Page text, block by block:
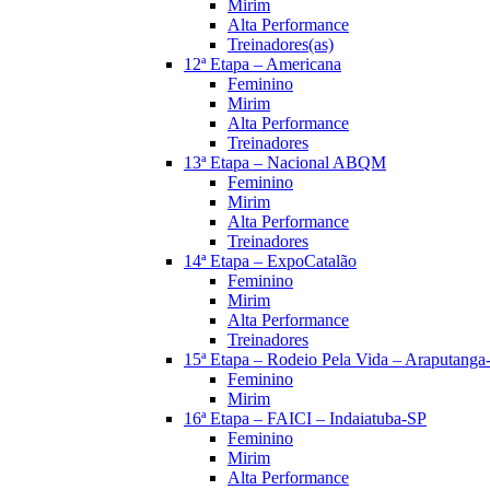
Mirim
Alta Performance
Treinadores(as)
12ª Etapa – Americana
Feminino
Mirim
Alta Performance
Treinadores
13ª Etapa – Nacional ABQM
Feminino
Mirim
Alta Performance
Treinadores
14ª Etapa – ExpoCatalão
Feminino
Mirim
Alta Performance
Treinadores
15ª Etapa – Rodeio Pela Vida –
Feminino
Mirim
16ª Etapa – FAICI – Indaiatuba-SP
Feminino
Mirim
Alta Performance